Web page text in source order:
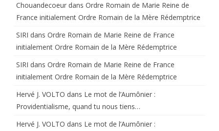
Chouandecoeur dans Ordre Romain de Marie Reine de
France initialement Ordre Romain de la Mère Rédemptrice
SIRI dans Ordre Romain de Marie Reine de France
initialement Ordre Romain de la Mère Rédemptrice
SIRI dans Ordre Romain de Marie Reine de France
initialement Ordre Romain de la Mère Rédemptrice
Hervé J. VOLTO dans Le mot de l’Aumônier :
Providentialisme, quand tu nous tiens…
Hervé J. VOLTO dans Le mot de l’Aumônier :